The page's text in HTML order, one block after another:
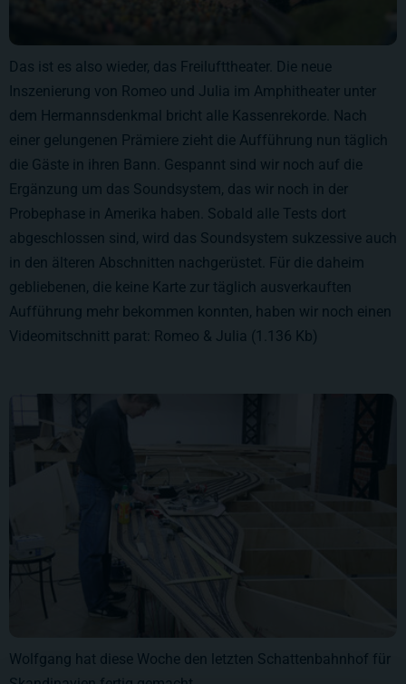
Das ist es also wieder, das Freilufttheater. Die neue
Inszenierung von Romeo und Julia im Amphitheater unter
dem Hermannsdenkmal bricht alle Kassenrekorde. Nach
einer gelungenen Prämiere zieht die Aufführung nun täglich
die Gäste in ihren Bann. Gespannt sind wir noch auf die
Ergänzung um das Soundsystem, das wir noch in der
Probephase in Amerika haben. Sobald alle Tests dort
abgeschlossen sind, wird das Soundsystem sukzessive auch
in den älteren Abschnitten nachgerüstet. Für die daheim
gebliebenen, die keine Karte zur täglich ausverkauften
Aufführung mehr bekommen konnten, haben wir noch einen
Videomitschnitt parat: Romeo & Julia (1.136 Kb)
Wolfgang hat diese Woche den letzten Schattenbahnhof für